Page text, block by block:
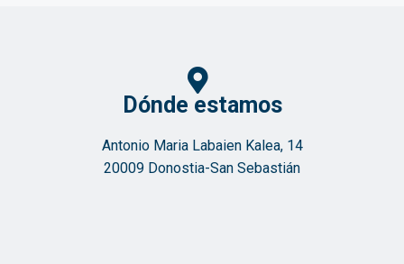
Dónde estamos
Antonio Maria Labaien Kalea, 14
20009 Donostia-San Sebastián